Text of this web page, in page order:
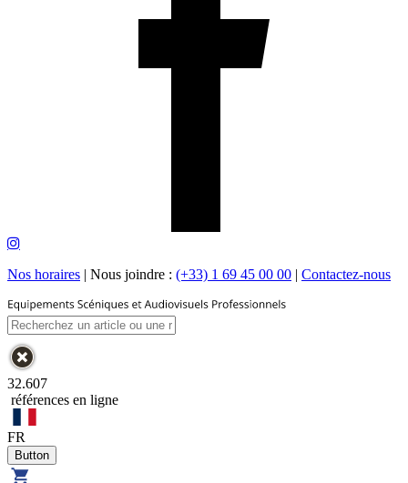
Nos horaires | Nous joindre : (+33) 1 69 45 00 00 | Contactez-nous
32.607
références en ligne
FR